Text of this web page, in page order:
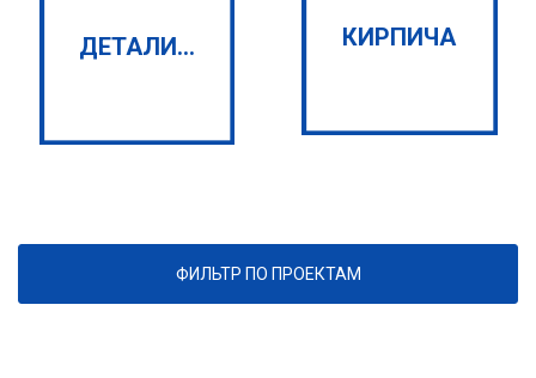
ДЕТАЛИ... КИРПИЧА
ФИЛЬТР ПО ПРОЕКТАМ